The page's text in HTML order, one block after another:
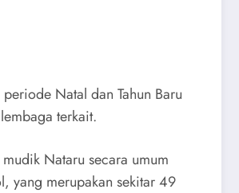
Natal dan Tahun Baru
terkait.
Nataru secara umum
yang merupakan sekitar 49